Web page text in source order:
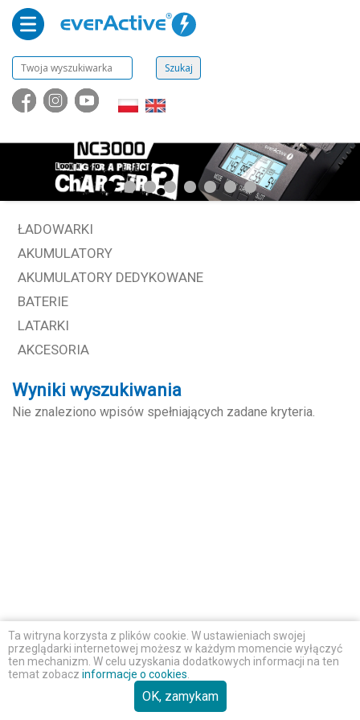
ŁADOWARKI
AKUMULATORY
AKUMULATORY DEDYKOWANE
BATERIE
LATARKI
AKCESORIA
Wyniki wyszukiwania
Nie znaleziono wpisów spełniających zadane kryteria.
Ta witryna korzysta z plików cookie. W ustawieniach swojej
przeglądarki internetowej możesz w każdym momencie wyłączyć
ten mechanizm. W celu uzyskania dodatkowych informacji na ten
temat zobacz informacje o cookies
OK, zamykam